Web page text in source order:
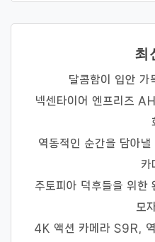
최
달콤함이 입안 가
넥센타이어 엔프리즈
역동적인 순간을 담아
카
주토피아 덕후들을 위한
모
4K 액션 카메라 S9R,